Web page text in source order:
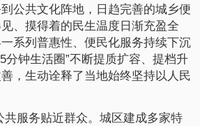
共文化阵地，日趋完善的城乡便
、摸得着的民生温度日渐充盈全
系列普惠性、便民化服务持续下沉
分钟生活圈”不断提质扩容、提档升
，生动诠释了当地始终坚持以人民
服务贴近群众。城区建成多家特